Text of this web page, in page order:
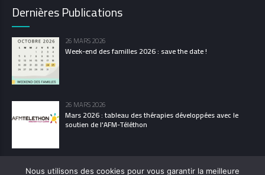
Dernières Publications
26 MARS 2026
Week-end des familles 2026 : save the date !
26 MARS 2026
Mars 2026 : tableau des thérapies développées avec le
soutien de l'AFM-Téléthon
Nous utilisons des cookies pour vous garantir la meilleure